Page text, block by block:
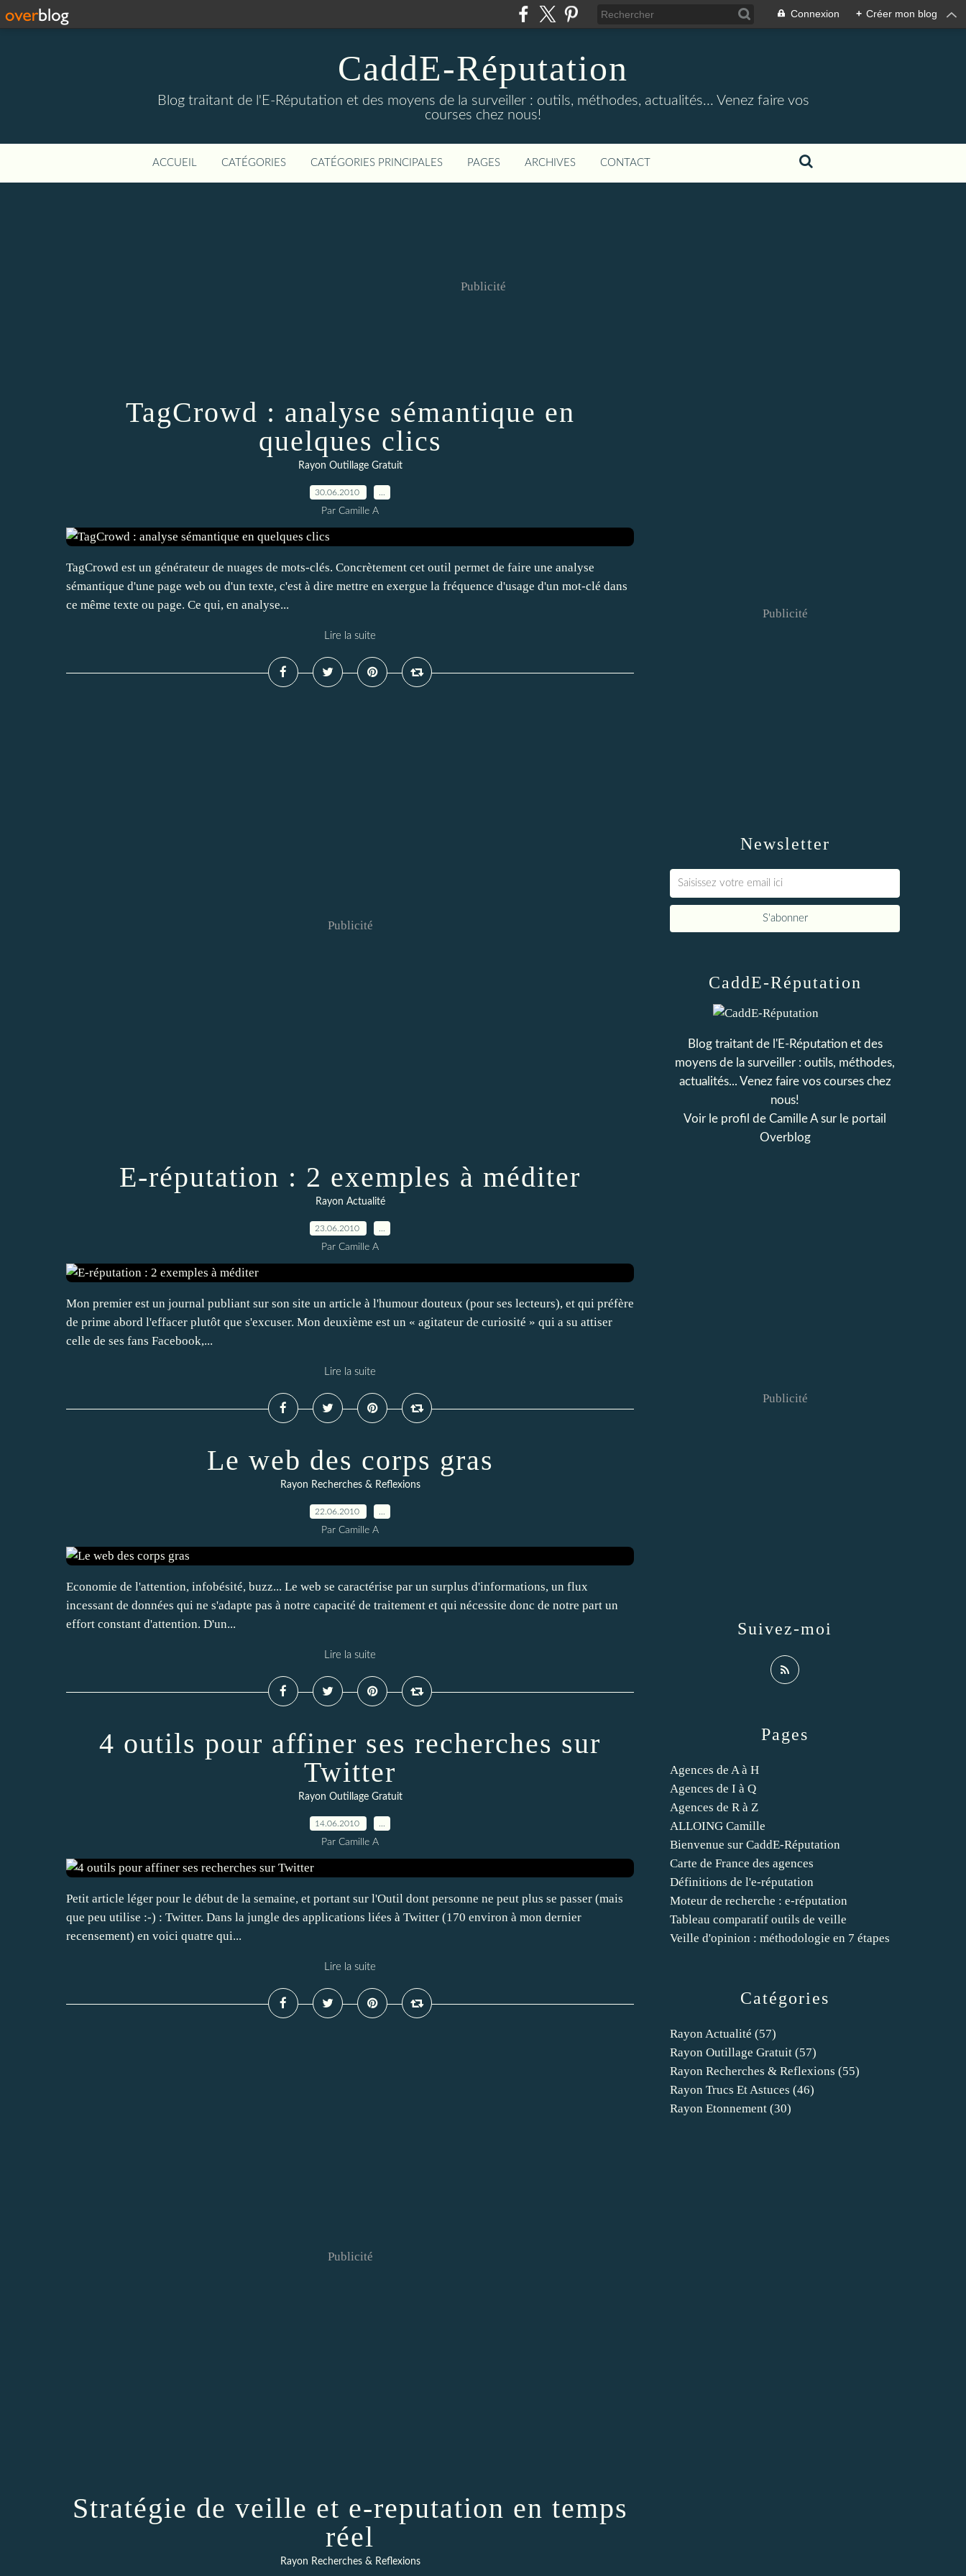
Connexion + Créer mon blog
CaddE-Réputation
Blog traitant de l'E-Réputation et des moyens de la surveiller : outils, méthodes, actualités... Venez faire vos
courses chez nous!
ACCUEIL CATÉGORIES CATÉGORIES PRINCIPALES PAGES ARCHIVES CONTACT
Publicité
TagCrowd : analyse sémantique en
quelques clics
Rayon Outillage Gratuit
30.06.2010
Par Camille A
TagCrowd est un générateur de nuages de mots-clés. Concrètement cet outil permet de faire une analyse
sémantique d'une page web ou d'un texte, c'est à dire mettre en exergue la fréquence d'usage d'un mot-clé dans
ce même texte ou page. Ce qui, en analyse...
Lire la suite
Publicité
E-réputation : 2 exemples à méditer
Rayon Actualité
23.06.2010
Par Camille A
Mon premier est un journal publiant sur son site un article à l'humour douteux (pour ses lecteurs), et qui préfère
de prime abord l'effacer plutôt que s'excuser. Mon deuxième est un « agitateur de curiosité » qui a su attiser
celle de ses fans Facebook,...
Lire la suite
Le web des corps gras
Rayon Recherches & Reflexions
22.06.2010
Par Camille A
Economie de l'attention, infobésité, buzz... Le web se caractérise par un surplus d'informations, un flux
incessant de données qui ne s'adapte pas à notre capacité de traitement et qui nécessite donc de notre part un
effort constant d'attention. D'un...
Lire la suite
4 outils pour affiner ses recherches sur
Twitter
Rayon Outillage Gratuit
14.06.2010
Par Camille A
Petit article léger pour le début de la semaine, et portant sur l'Outil dont personne ne peut plus se passer (mais
que peu utilise :-) : Twitter. Dans la jungle des applications liées à Twitter (170 environ à mon dernier
recensement) en voici quatre qui...
Lire la suite
Publicité
Stratégie de veille et e-reputation en temps
réel
Rayon Recherches & Reflexions
Newsletter
Publicité
Catégories
Rayon Actualité (57)
Rayon Outillage Gratuit (57)
Rayon Recherches & Reflexions (55)
Rayon Trucs Et Astuces (46)
Rayon Etonnement (30)
Pages
Agences de A à H
Agences de I à Q
Agences de R à Z
ALLOING Camille
Bienvenue sur CaddE-Réputation
Carte de France des agences
Définitions de l'e-réputation
Moteur de recherche : e-réputation
Tableau comparatif outils de veille
Veille d'opinion : méthodologie en 7 étapes
CaddE-Réputation
Blog traitant de l'E-Réputation et des
moyens de la surveiller : outils, méthodes,
actualités... Venez faire vos courses chez
nous!
Voir le profil de Camille A sur le portail
Overblog
Suivez-moi
Publicité